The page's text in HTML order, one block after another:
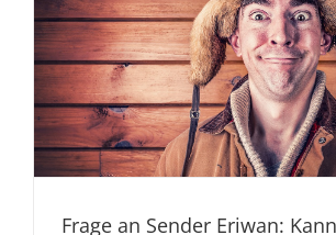
Frage an Sender Eriwan: